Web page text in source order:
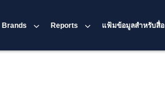
Brands Reports แฟ้มข้อมูลสำหรับสื่อ